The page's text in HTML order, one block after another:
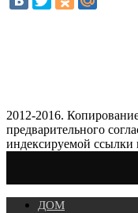
2012-2016.
предварительного
индексируемой ссылки
ДОМ